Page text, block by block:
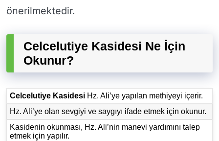
önerilmektedir.
Celcelutiye Kasidesi Ne İçin
Okunur?
Celcelutiye Kasidesi Hz. Ali’ye yapılan methiyeyi içerir.
Hz. Ali’ye olan sevgiyi ve saygıyı ifade etmek için okunur.
Kasidenin okunması, Hz. Ali’nin manevi yardımını talep
etmek için yapılır.